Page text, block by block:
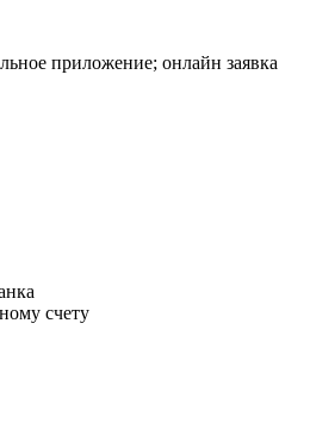
приложение; онлайн заявка
счету